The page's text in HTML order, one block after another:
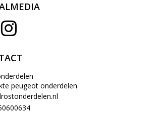
peugeot onderdelen